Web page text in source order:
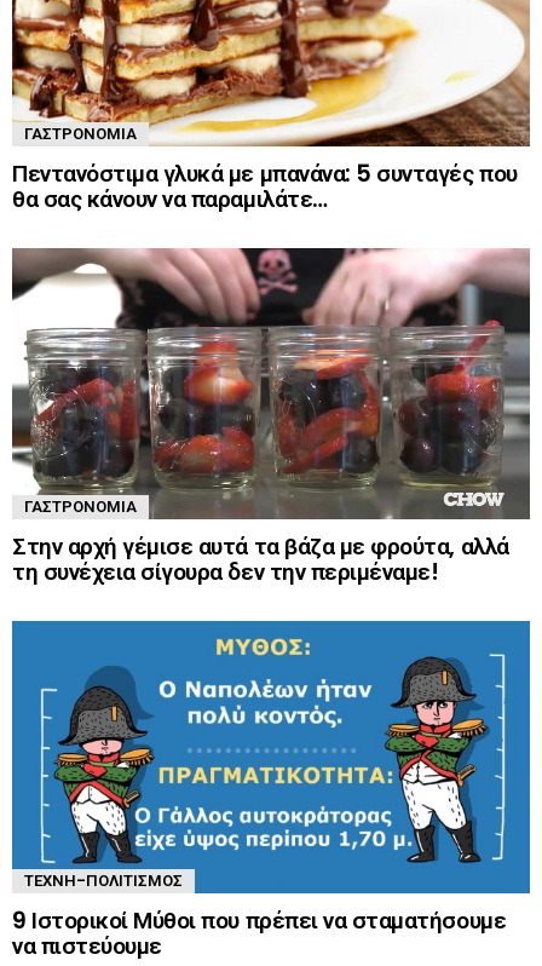
ΓΑΣΤΡΟΝΟΜΊΑ
Πεντανόστιμα γλυκά με μπανάνα: 5 συνταγές που
θα σας κάνουν να παραμιλάτε…
ΓΑΣΤΡΟΝΟΜΊΑ
Στην αρχή γέμισε αυτά τα βάζα με φρούτα, αλλά
τη συνέχεια σίγουρα δεν την περιμέναμε!
ΤΈΧΝΗ-ΠΟΛΙΤΙΣΜΌΣ
9 Ιστορικοί Μύθοι που πρέπει να σταματήσουμε
να πιστεύουμε